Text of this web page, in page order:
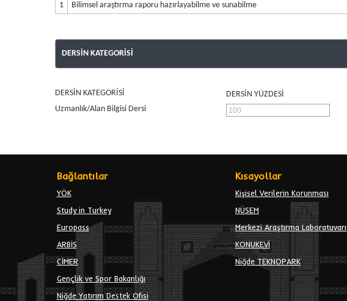
1 Bilimsel araştırma raporu hazırlayabilme ve sunabilme
DERSİN KATEGORİSİ
DERSİN KATEGORİSİ
DERSİN YÜZDESİ
Uzmanlık/Alan Bilgisi Dersi
Bağlantılar
YÖK
Study in Turkey
Europass
ARBİS
CİMER
Gençlik ve Spor Bakanlığı
Niğde Yatırım Destek Ofisi
Kısayollar
Kişisel Verilerin Korunması
NÜSEM
Merkezi Araştırma Laboratuvarı
KONUKEVİ
Niğde TEKNOPARK